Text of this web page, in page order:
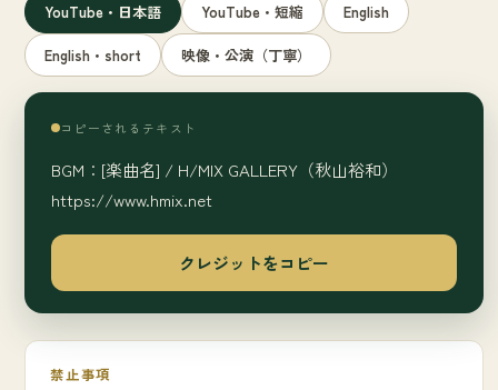
YouTube・日本語 YouTube・短縮 English
English・short 映像・公演（丁寧）
コピーされるテキスト
BGM：[楽曲名] / H/MIX GALLERY（秋山裕和）
https://www.hmix.net
クレジットをコピー
禁止事項